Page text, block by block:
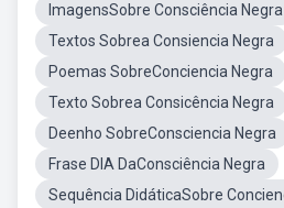
ImagensSobre Consciência Negra
Textos Sobrea Consiencia Negra
Poemas SobreConciencia Negra
Texto Sobrea Consicência Negra
Deenho SobreConsciencia Negra
Frase DIA DaConsciência Negra
Sequência DidáticaSobre